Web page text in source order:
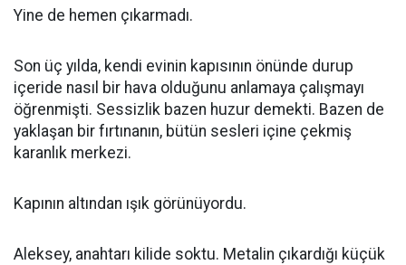
Yine de hemen çıkarmadı.
Son üç yılda, kendi evinin kapısının önünde durup
içeride nasıl bir hava olduğunu anlamaya çalışmayı
öğrenmişti. Sessizlik bazen huzur demekti. Bazen de
yaklaşan bir fırtınanın, bütün sesleri içine çekmiş
karanlık merkezi.
Kapının altından ışık görünüyordu.
Aleksey, anahtarı kilide soktu. Metalin çıkardığı küçük